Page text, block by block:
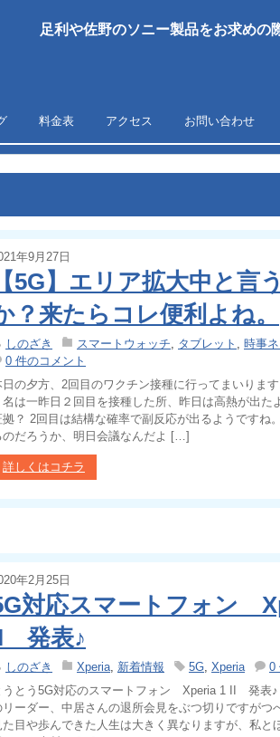
足利や佐野のソニー製品をお求めの
料金表 アクセス お問い合わせ
年9月27日
【5G】エリア拡大中と言
？来たらコレ便利よね。
しのざき スマートウォッチ タブレット 時事ネ
0 件のコメント
日の夕方、2回目のワクチン接種に行ってまいりま
名は一昨日２回目を接種した所、昨日は高熱が出た
拠？ 2回目は結構な確率で副反応が出るようですね
のだろうか、明日会議なんだよ […]
詳しくはコチラ
年2月25日
対応スマートフォン
発表♪
しのざき Xperia 新着情報 5G Xperia
0
うとう5G対応のスマートフォン Xperia 1 II 発表♪
リーダー、中居さんの退所会見をぶつ切りですがつ
た目や歩んできた人生は大きく異なりますが、私と